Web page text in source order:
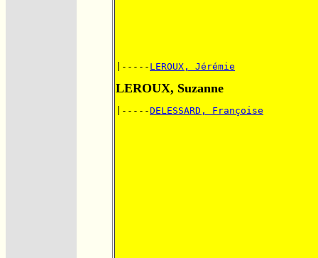
|----- LEROUX, Jérémie
LEROUX, Suzanne
|-----DELESSARD, Françoise